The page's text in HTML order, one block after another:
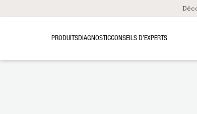
PRODUITSDIAGNOSTICCONSEILS D’EXPERTS